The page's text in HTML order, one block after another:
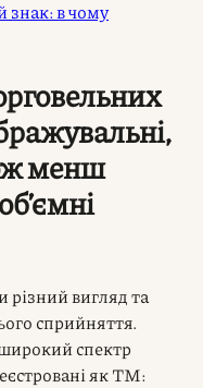
знак: в чому
менш
різний вигляд та
сприйняття.
спектр
як ТМ: